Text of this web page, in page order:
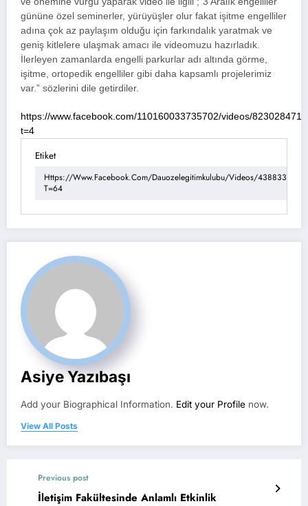
gününe özel seminerler, yürüyüşler olur fakat işitme engelliler
adına çok az paylaşım olduğu için farkındalık yaratmak ve
geniş kitlelere ulaşmak amacı ile videomuzu hazırladık.
İlerleyen zamanlarda engelli parkurlar adı altında görme,
işitme, ortopedik engelliler gibi daha kapsamlı projelerimiz
var.” sözlerini dile getirdiler.
https://www.facebook.com/110160033735702/videos/
t=4
Etiket
Https://www.facebook.com/dauozelegitimkulubu/videos/
T=64
Asiye Yazıbaşı
Add your Biographical Information. Edit your Profile now.
View All Posts
Previous post
İletişim Fakültesinde Anlamlı Etkinlik